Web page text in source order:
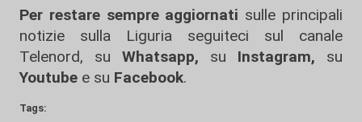
Per restare sempre aggiornati sulle principali
notizie sulla Liguria seguiteci sul canale
Telenord, su
Whatsapp, su Instagram, su
Youtube e su Facebook.
Tags: